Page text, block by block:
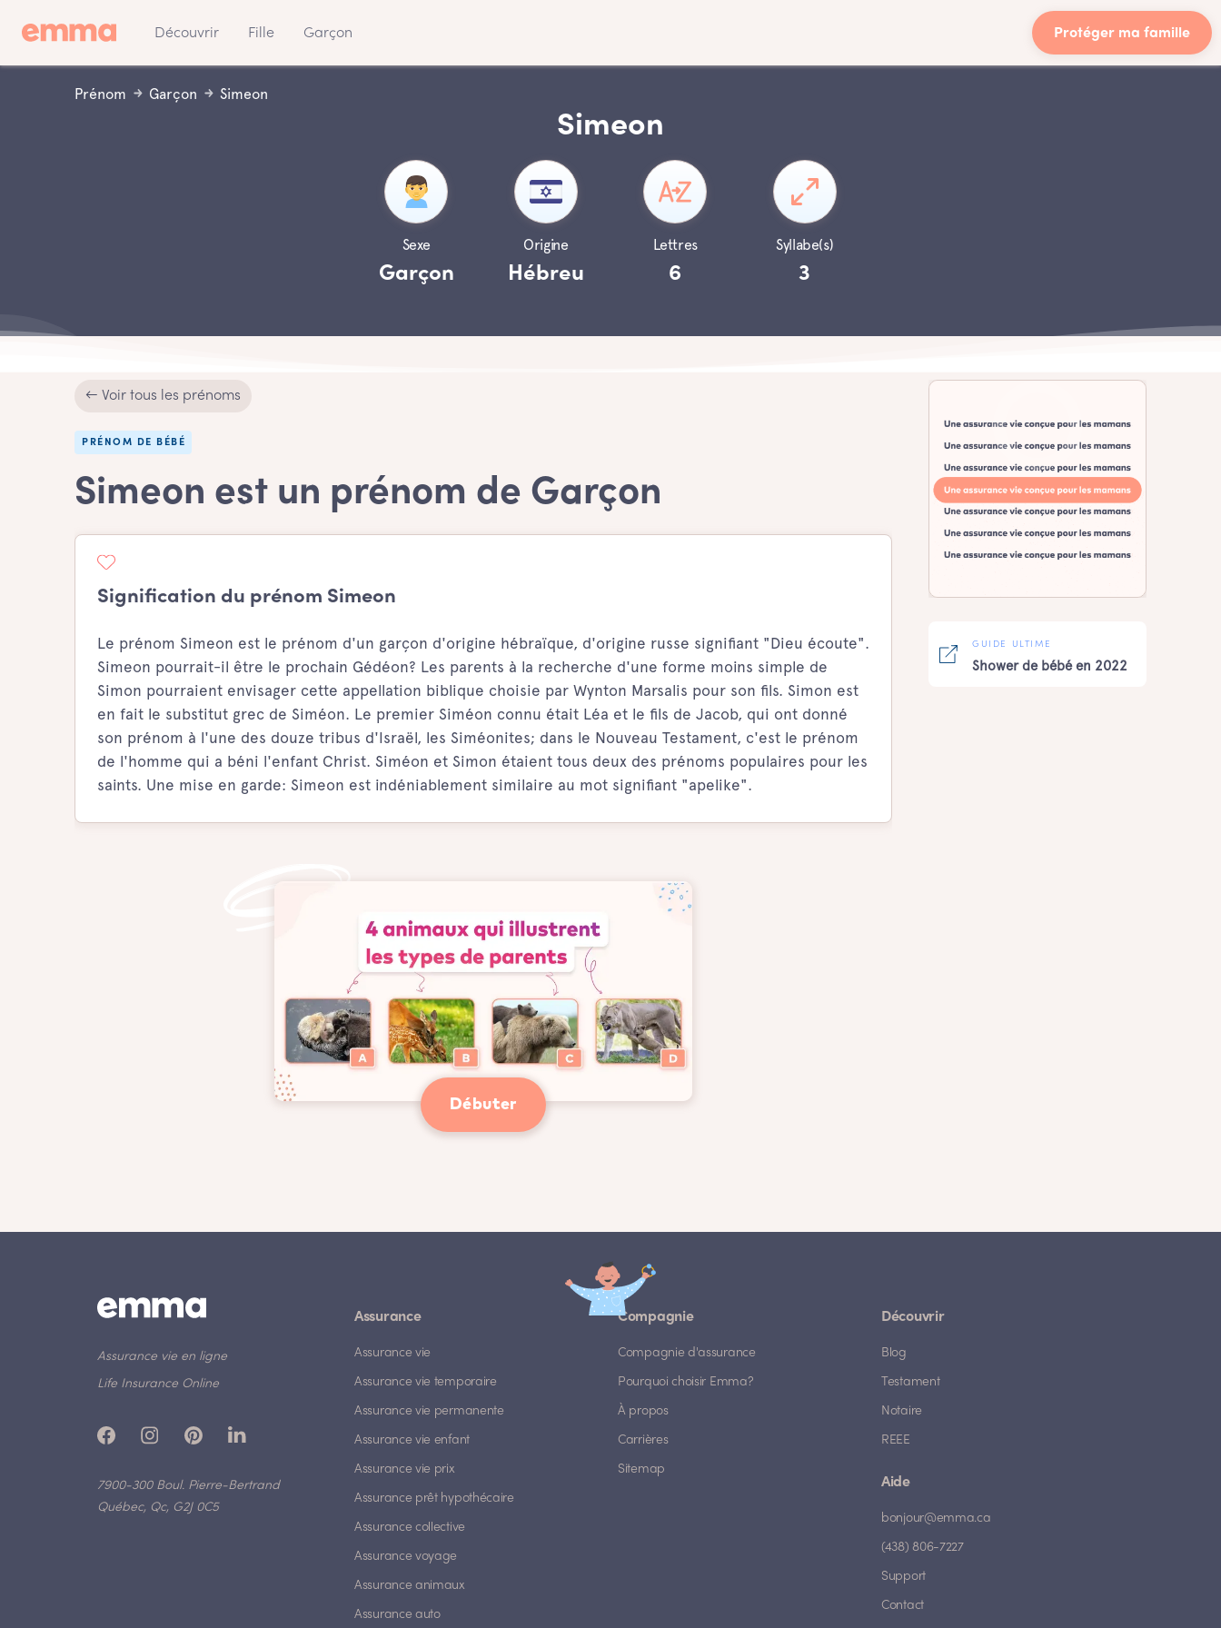
Découvrir Fille Garçon Protéger ma famille
Prénom Garçon Simeon
Simeon
Sexe
Garçon
Origine
Hébreu
Lettres
6
Syllabe(s)
3
← Voir tous les prénoms
PRÉNOM DE BÉBÉ
Simeon est un prénom de Garçon
Signification du prénom Simeon
Le prénom Simeon est le prénom d'un garçon d'origine hébraïque, d'origine russe signifiant "Dieu écoute".
Simeon pourrait-il être le prochain Gédéon? Les parents à la recherche d'une forme moins simple de
Simon pourraient envisager cette appellation biblique choisie par Wynton Marsalis pour son fils. Simon est
en fait le substitut grec de Siméon. Le premier Siméon connu était Léa et le fils de Jacob, qui ont donné
son prénom à l'une des douze tribus d'Israël, les Siméonites; dans le Nouveau Testament, c'est le prénom
de l'homme qui a béni l'enfant Christ. Siméon et Simon étaient tous deux des prénoms populaires pour les
saints. Une mise en garde: Simeon est indéniablement similaire au mot signifiant "apelike".
Débuter
GUIDE ULTIME
Shower de bébé en 2022
Assurance vie en ligne
Life Insurance Online
7900-300 Boul. Pierre-Bertrand
Québec, Qc, G2J 0C5
Assurance
Assurance vie
Assurance vie temporaire
Assurance vie permanente
Assurance vie enfant
Assurance vie prix
Assurance prêt hypothécaire
Assurance collective
Assurance voyage
Assurance animaux
Assurance auto
Compagnie
Compagnie d'assurance
Pourquoi choisir Emma?
À propos
Carrières
Sitemap
Découvrir
Blog
Testament
Notaire
REEE
Aide
bonjour@emma.ca
(438) 806-7227
Support
Contact